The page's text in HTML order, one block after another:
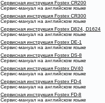
Сервисная инструкция Fostex CR200
Сервис-мануал на английском языке
Сервисная инструкция Fostex CR300
Сервис-мануал на английском языке
Сервисная инструкция Fostex D824, D1624
Сервис-мануал на английском языке
Сервисная инструкция Fostex DE-1
Сервис-мануал на английском языке
Сервисная инструкция Fostex DS-8
Сервис-мануал на английском языке
Сервисная инструкция Fostex DV40
Сервис-мануал на английском языке
Сервисная инструкция Fostex FD-4
Сервис-мануал на английском языке
Сервисная инструкция Fostex FD-8
Сервис-мануал на английском языке